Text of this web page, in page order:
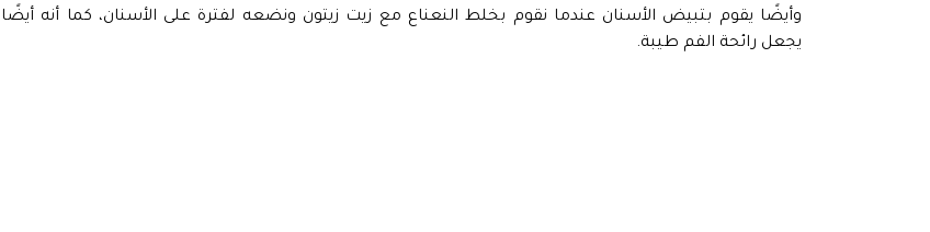
وأيضًا يقوم بتبيض الأسنان عندما نقوم بخلط النعناع مع زيت زيتون ونضعه لفترة على الأسنان، كما أنه أيضًا
يجعل رائحة الفم طيبة.